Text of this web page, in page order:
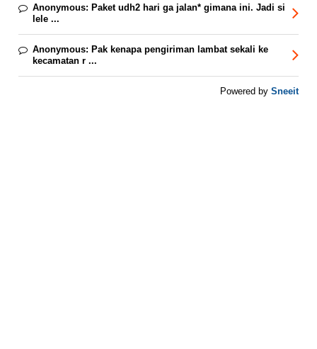
Anonymous: Paket udh2 hari ga jalan* gimana ini. Jadi si
lele ...
Anonymous: Pak kenapa pengiriman lambat sekali ke
kecamatan r ...
Powered by Sneeit